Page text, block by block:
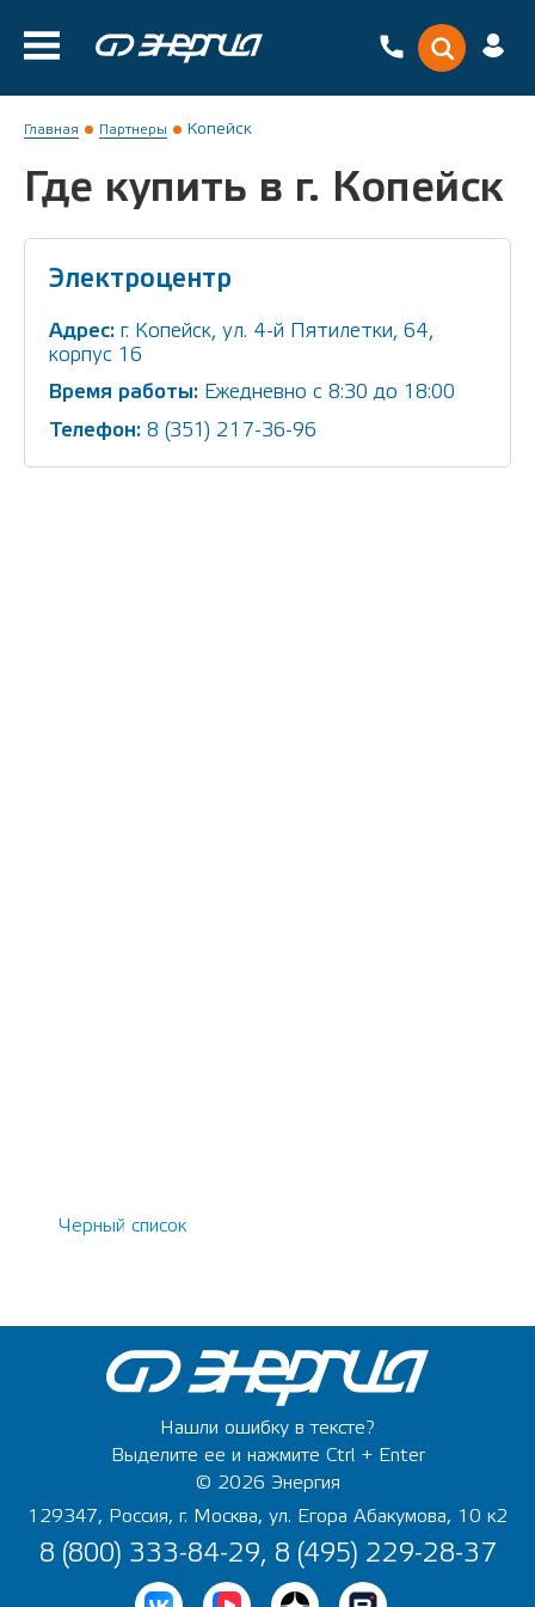
Главная Партнеры Копейск
Где купить в г. Копейск
Электроцентр
Адрес: г. Копейск, ул. 4-й Пятилетки, 64,
корпус 16
Время работы: Ежедневно с 8:30 до 18:00
Телефон: 8 (351) 217-36-96
Черный список
Нашли ошибку в тексте?
Выделите ее и нажмите Ctrl + Enter
© 2026 Энергия
129347, Россия, г. Москва, ул. Егора Абакумова, 10 к2
8 (800) 333-84-29, 8 (495) 229-28-37